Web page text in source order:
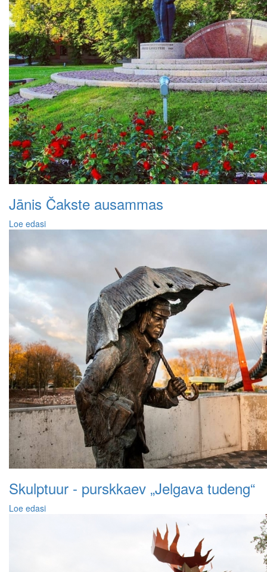
Jānis Čakste ausammas
Loe edasi
Skulptuur - purskkaev „Jelgava tudeng“
Loe edasi